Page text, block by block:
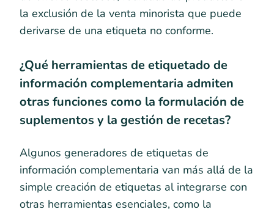
la exclusión de la venta minorista que puede
derivarse de una etiqueta no conforme.
¿Qué herramientas de etiquetado de
información complementaria admiten
otras funciones como la formulación de
suplementos y la gestión de recetas?
Algunos generadores de etiquetas de
información complementaria van más allá de la
simple creación de etiquetas al integrarse con
otras herramientas esenciales, como la